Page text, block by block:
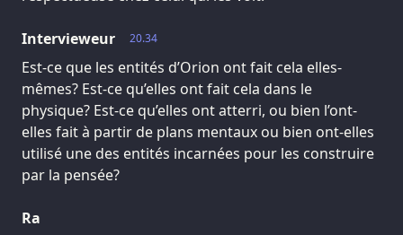
20.34
Intervieweur
Est-ce que les entités d’Orion ont fait cela elles-
mêmes? Est-ce qu’elles ont fait cela dans le
physique? Est-ce qu’elles ont atterri, ou bien l’ont-
elles fait à partir de plans mentaux ou bien ont-elles
utilisé une des entités incarnées pour les construire
par la pensée?
Ra